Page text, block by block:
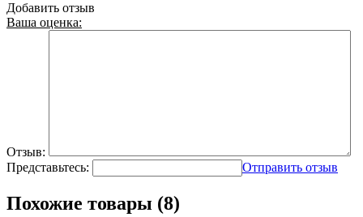
Добавить отзыв
Ваша оценка:
Отзыв:
Представьтесь:
Отправить отзыв
Похожие товары (8)